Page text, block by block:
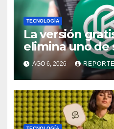
TECNOLOGÍA
La versión
elimina uno de
más pedidos y
útil
AGO 6, 2026